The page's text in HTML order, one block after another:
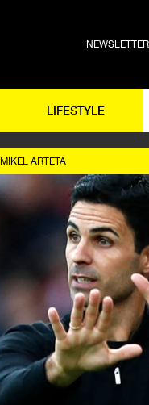
NEWSLETTER
LIFESTYLE
MIKEL ARTETA